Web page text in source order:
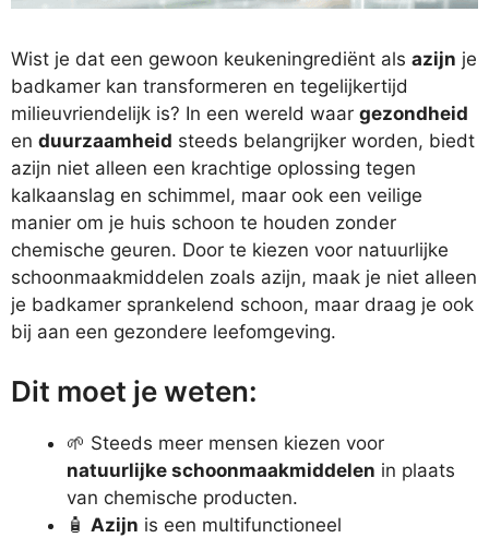
Wist je dat een gewoon keukeningrediënt als azijn je
badkamer kan transformeren en tegelijkertijd
milieuvriendelijk is? In een wereld waar gezondheid
en duurzaamheid steeds belangrijker worden, biedt
azijn niet alleen een krachtige oplossing tegen
kalkaanslag en schimmel, maar ook een veilige
manier om je huis schoon te houden zonder
chemische geuren. Door te kiezen voor natuurlijke
schoonmaakmiddelen zoals azijn, maak je niet alleen
je badkamer sprankelend schoon, maar draag je ook
bij aan een gezondere leefomgeving.
Dit moet je weten:
🌱 Steeds meer mensen kiezen voor
natuurlijke schoonmaakmiddelen in plaats
van chemische producten.
🧴 Azijn is een multifunctioneel